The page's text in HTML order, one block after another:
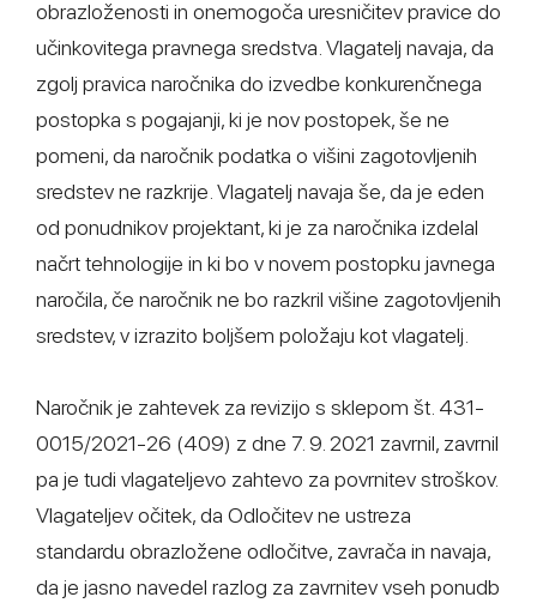
obrazloženosti in onemogoča uresničitev pravice do
učinkovitega pravnega sredstva. Vlagatelj navaja, da
zgolj pravica naročnika do izvedbe konkurenčnega
postopka s pogajanji, ki je nov postopek, še ne
pomeni, da naročnik podatka o višini zagotovljenih
sredstev ne razkrije. Vlagatelj navaja še, da je eden
od ponudnikov projektant, ki je za naročnika izdelal
načrt tehnologije in ki bo v novem postopku javnega
naročila, če naročnik ne bo razkril višine zagotovljenih
sredstev, v izrazito boljšem položaju kot vlagatelj.
Naročnik je zahtevek za revizijo s sklepom št. 431-
0015/2021-26 (409) z dne 7. 9. 2021 zavrnil, zavrnil
pa je tudi vlagateljevo zahtevo za povrnitev stroškov.
Vlagateljev očitek, da Odločitev ne ustreza
standardu obrazložene odločitve, zavrača in navaja,
da je jasno navedel razlog za zavrnitev vseh ponudb